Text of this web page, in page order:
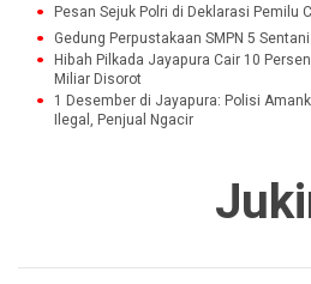
Pesan Sejuk Polri di Deklarasi Pemilu
Gedung Perpustakaan SMPN 5
Hibah Pilkada Jayapura Cair 10
Miliar Disorot
1 Desember di Jayapura: Polisi
Ilegal, Penjual Ngacir